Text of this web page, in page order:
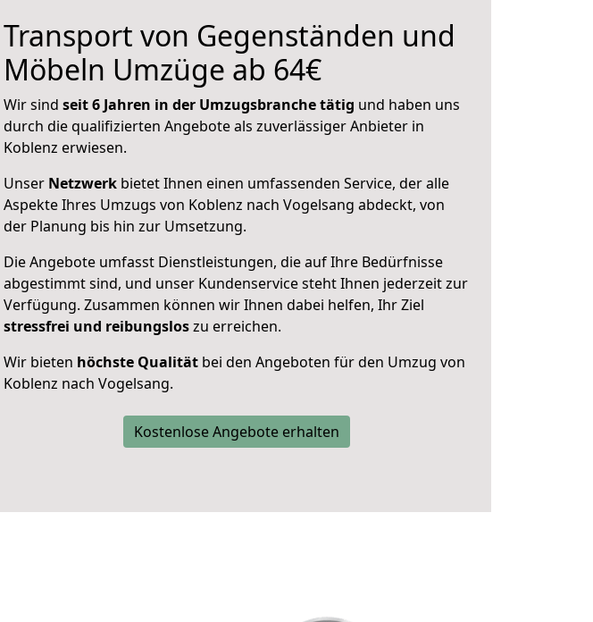
Transport von Gegenständen und
Möbeln Umzüge ab 64€
Wir sind seit 6 Jahren in der Umzugsbranche tätig und haben uns
durch die qualifizierten Angebote als zuverlässiger Anbieter in
Koblenz erwiesen.
Unser Netzwerk bietet Ihnen einen umfassenden Service, der alle
Aspekte Ihres Umzugs von Koblenz nach Vogelsang abdeckt, von
der Planung bis hin zur Umsetzung.
Die Angebote umfasst Dienstleistungen, die auf Ihre Bedürfnisse
abgestimmt sind, und unser Kundenservice steht Ihnen jederzeit zur
Verfügung. Zusammen können wir Ihnen dabei helfen, Ihr Ziel
stressfrei und reibungsloszu erreichen.
Wir bieten höchste Qualität bei den Angeboten für den Umzug von
Koblenz nach Vogelsang.
Kostenlose Angebote erhalten